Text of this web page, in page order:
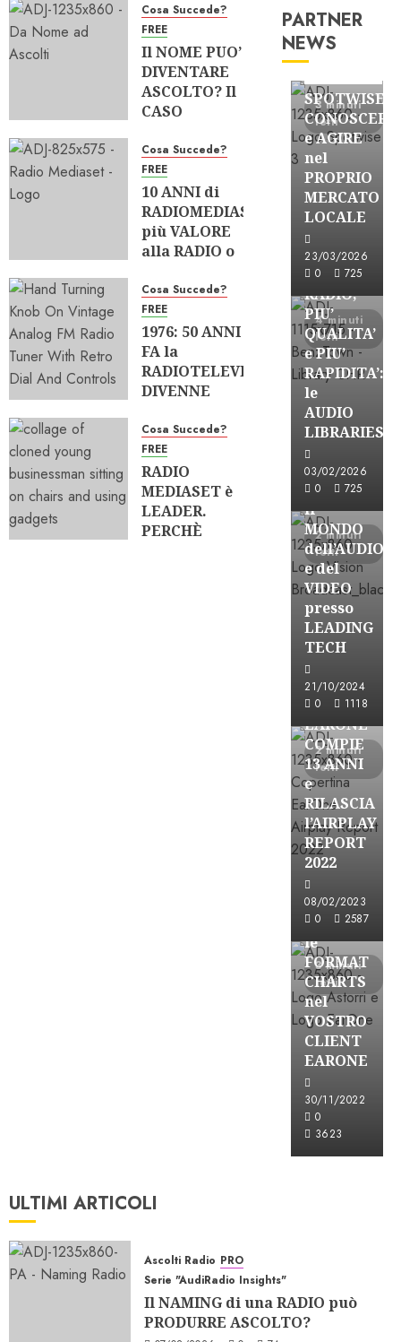
Cosa Succede?
FREE
Il NOME PUO’
DIVENTARE
ASCOLTO? Il
CASO
ITALIANA”
04/08/2026
0
179
Cosa Succede?
FREE
10 ANNI di
RADIOMEDIASET:
più VALORE
alla RADIO o
al GRUPPO?
02/08/2026
0
218
Cosa Succede?
FREE
1976: 50 ANNI
FA la
RADIOTELEVISIONE
DIVENNE
28/07/2026
0
Cosa Succede?
FREE
RADIO
MEDIASET è
LEADER.
PERCHÈ
PARTNER
NEWS
3 minuti
letti
FREE
SPOTWISE:
CONOSCERE
e AGIRE
nel
PROPRIO
MERCATO
LOCALE
23/03/2026
0
725
4 minuti
letti
FREE
Per la
RADIO,
PIU’
QUALITA’
e PIU’
RAPIDITA’:
le
AUDIO
LIBRARIES
03/02/2026
0
725
2 minuti
letti
Partnership
VISION
BROADCAST,
ESPLORARE
il
MONDO
dell’AUDIO
e del
VIDEO
presso
LEADING
TECH
21/10/2024
0
1118
2 minuti
letti
Partnership
EARONE
COMPIE
13 ANNI
e
RILASCIA
l’AIRPLAY
REPORT
2022
08/02/2023
0
2587
3 minuti
letti
Partnership
le
FORMAT
CHARTS
nel
VOSTRO
CLIENT
EARONE
30/11/2022
0
3623
ULTIMI ARTICOLI
Ascolti Radio PRO
Serie "AudiRadio Insights"
Il NAMING di una RADIO può
PRODURRE ASCOLTO?